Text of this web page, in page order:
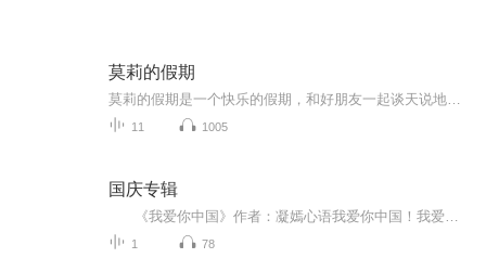
莫莉的假期
11 1005
国庆专辑
1 78